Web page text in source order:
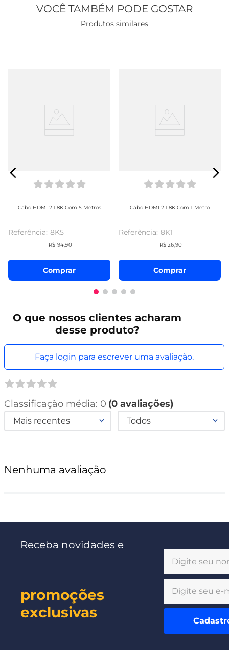
VOCÊ TAMBÉM PODE GOSTAR
Produtos similares
Cabo HDMI 2.1 8K Com 5 Metros
8K5
R$ 94,90
Comprar
Cabo HDMI 2.1 8K Com 1 Metro
8K1
R$ 26,90
Comprar
O que nossos clientes acharam
desse produto?
Classificação média: 0 (0 avaliações)
Faça login para escrever uma avaliação.
Mais recentes Todos
Nenhuma avaliação
Receba novidades e
promoções
exclusivas